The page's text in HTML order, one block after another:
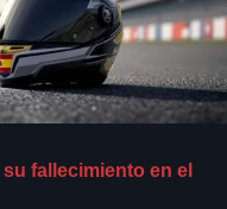
fallecimiento en el